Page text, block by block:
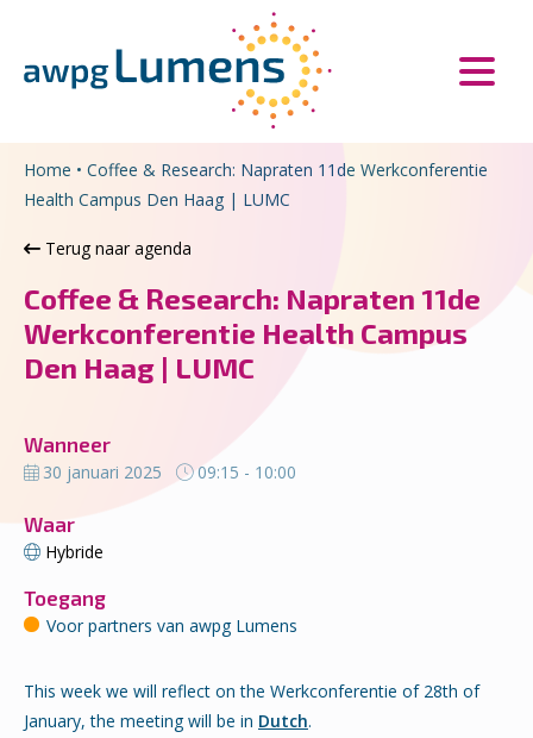
Home • Coffee & Research: Napraten 11de Werkconferentie
Health Campus Den Haag | LUMC
Terug naar agenda
Coffee & Research: Napraten 11de
Werkconferentie Health Campus
Den Haag | LUMC
Wanneer
30 januari 2025 09:15 - 10:00
Waar
Hybride
Toegang
Voor partners van awpg Lumens
This week we will reflect on the Werkconferentie of 28th of
January, the meeting will be in Dutch.